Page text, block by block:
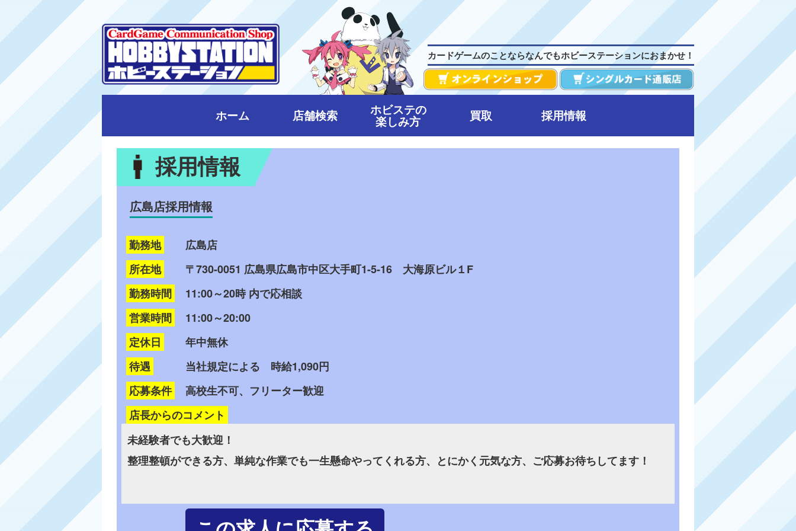
カードゲームのことならなんでもホビーステーションにおまかせ！
ホーム 店舗検索 ホビステの
楽しみ方 買取 採用情報
採用情報
広島店採用情報
勤務地
広島店
所在地
〒730-0051 広島県広島市中区大手町1-5-16 大海原ビル１F
勤務時間
11:00～20時 内で応相談
営業時間
11:00～20:00
定休日
年中無休
待遇
当社規定による 時給1,090円
応募条件
高校生不可、フリーター歓迎
店長からのコメント
未経験者でも大歓迎！
整理整頓ができる方、単純な作業でも一生懸命やってくれる方、とにかく元気な方、ご応募お待ちしてます！